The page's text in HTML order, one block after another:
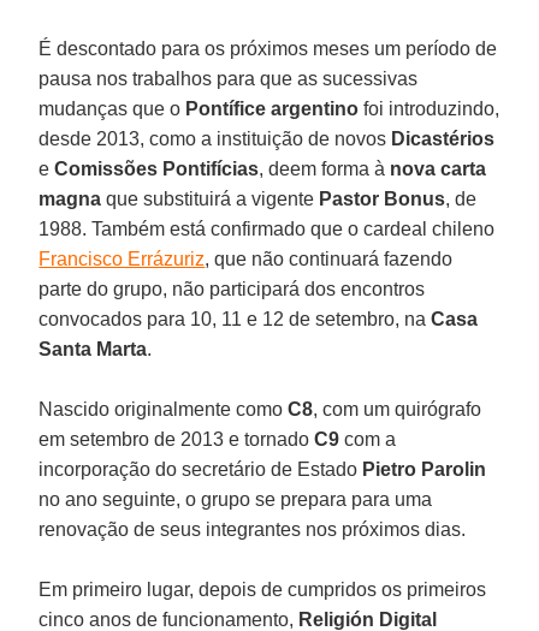
É descontado para os próximos meses um período de
pausa nos trabalhos para que as sucessivas
mudanças que o Pontífice argentino foi introduzindo,
desde 2013, como a instituição de novos Dicastérios
eComissões Pontifícias, deem forma à nova carta
magna que substituirá a vigente Pastor Bonus, de
1988. Também está confirmado que o cardeal chileno
Francisco Errázuriz, que não continuará fazendo
parte do grupo, não participará dos encontros
convocados para 10, 11 e 12 de setembro, naCasa
Santa Marta.
Nascido originalmente comoC8, com um quirógrafo
em setembro de 2013 e tornadoC9 com a
incorporação do secretário de Estado Pietro Parolin
no ano seguinte, o grupo se prepara para uma
renovação de seus integrantes nos próximos dias.
Em primeiro lugar, depois de cumpridos os primeiros
cinco anos de funcionamento, Religión Digital